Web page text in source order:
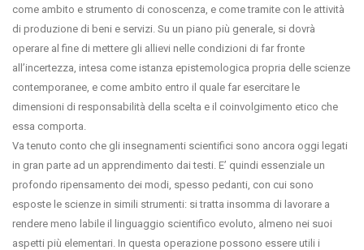
come ambito e strumento di conoscenza, e come tramite con le attività
di produzione di beni e servizi. Su un piano più generale, si dovrà
operare al fine di mettere gli allievi nelle condizioni di far fronte
all’incertezza, intesa come istanza epistemologica propria delle scienze
contemporanee, e come ambito entro il quale far esercitare le
dimensioni di responsabilità della scelta e il coinvolgimento etico che
essa comporta.
Va tenuto conto che gli insegnamenti scientifici sono ancora oggi legati
in gran parte ad un apprendimento dai testi. E’ quindi essenziale un
profondo ripensamento dei modi, spesso pedanti, con cui sono
esposte le scienze in simili strumenti: si tratta insomma di lavorare a
rendere meno labile il linguaggio scientifico evoluto, almeno nei suoi
aspetti più elementari. In questa operazione possono essere utili i